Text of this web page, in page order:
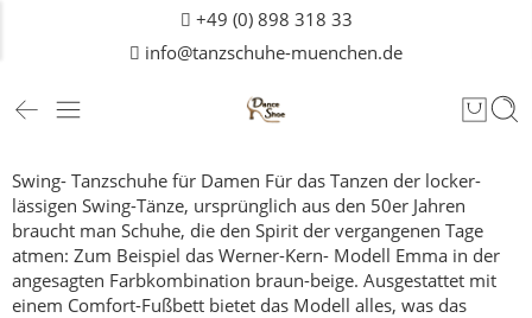
+49 (0) 898 318 33
info@tanzschuhe-muenchen.de
Swing- Tanzschuhe für Damen Für das Tanzen der locker-
lässigen Swing-Tänze, ursprünglich aus den 50er Jahren
braucht man Schuhe, die den Spirit der vergangenen Tage
atmen: Zum Beispiel das Werner-Kern- Modell Emma in der
angesagten Farbkombination braun-beige. Ausgestattet mit
einem Comfort-Fußbett bietet das Modell alles, was das